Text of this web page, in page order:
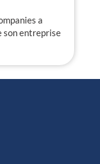
a
entreprise